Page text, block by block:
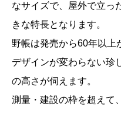
なサイズで、屋外で立っ
きな特長となります。
野帳は発売から60年以上
デザインが変わらない珍
の高さが伺えます。
測量・建設の枠を超えて